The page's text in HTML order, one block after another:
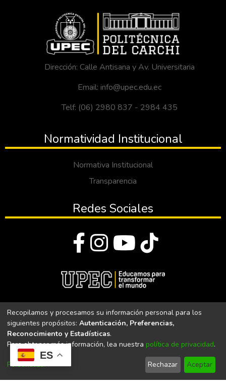
ES
Dirección: Calle Antisana y Av. Universitaria
Email: info@upec.edu.ec
Telf: (06) 2980 837 - 2984 435
Normatividad Institucional
Normativa Institucional
Transparencia
Redes Sociales
Universidad Politécnica Estatal del Carchi
Universidad Politécnica Estatal del Carchi | Acreditada por el
CACES Resolución N°. 160-SE-33-CACES-2020
Recopilamos y procesamos su información personal para los
siguientes propósitos: Autenticación, Preferencias,
Reconocimiento y Estadísticas.
Para obtener más información, lea nuestra política de privacidad.
Personalizar Rechazar Aceptar